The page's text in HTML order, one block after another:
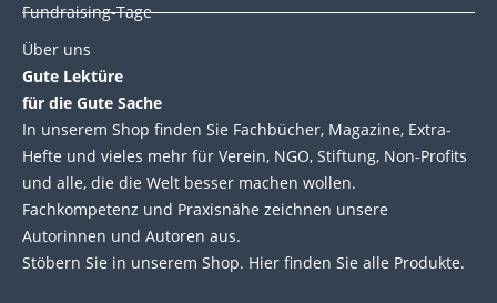
Fundraising-Tage
Über uns
Gute Lektüre
für die Gute Sache
In unserem Shop finden Sie Fachbücher, Magazine, Extra-
Hefte und vieles mehr für Verein, NGO, Stiftung, Non-Profits
und alle, die die Welt besser machen wollen.
Fachkompetenz und Praxisnähe zeichnen unsere
Autorinnen und Autoren aus.
Stöbern Sie in unserem Shop. Hier finden Sie alle Produkte.